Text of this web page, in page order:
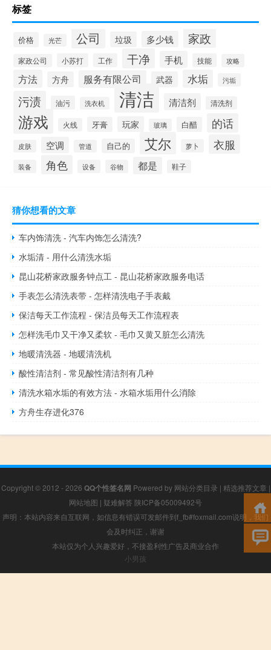
标签
价格 光芒 公司 垃圾 多少钱 家政
家政公司 小苏打 工作 干净 手机 技能 攻略
方法 方舟 服务有限公司 武器 水垢 污垢
污渍 油污 洗衣机 清洁 清洁剂 清洗剂
游戏 火线 牙膏 玩家 玻璃 白醋 的话
皮肤 空调 管道 自己的 艾尔 萝卜 衣服
装备 角色 设备 谷物 都是 鞋子
猜你想看的文章
车内饰清洗 - 汽车内饰怎么清洗?
水垢清 - 用什么清洗水垢
昆山花桥家政服务钟点工 - 昆山花桥家政服务电话
手表怎么清洗表带 - 怎样清洗电子手表戴
保洁每天工作流程 - 保洁员每天工作流程表
怎样洗毛巾又干净又柔软 - 毛巾又黄又脏怎么清洗
地暖清洗器 - 地暖清洗机
酸性清洁剂 - 常见酸性清洁剂有几种
清洗水箱水垢的有效方法 - 水箱水垢用什么消除
方舟生存进化376
Copyright © 2012 - 2026 QQ个性签名网 Powered by 网站分类目录 | 精选推荐文章 |
网站地图 | 疑难解答 陕ICP备05009492号
声明：本站内容来自互联网，如信息有错误可发邮件到f_fb#foxmail.com说明，我们
会及时纠正，谢谢
本站仅为个人兴趣爱好，不接盈利性广告及商业合作
小男孩